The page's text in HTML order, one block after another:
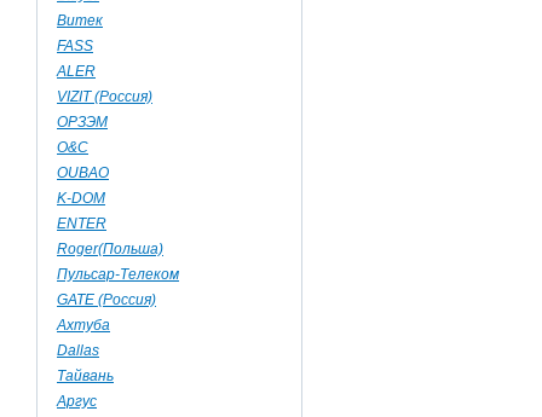
Витек
FASS
ALER
VIZIT (Россия)
ОРЗЭМ
О&C
OUBAO
K-DOM
ENTER
Roger(Польша)
Пульсар-Телеком
GATE (Россия)
Ахтуба
Dallas
Тайвань
Аргус